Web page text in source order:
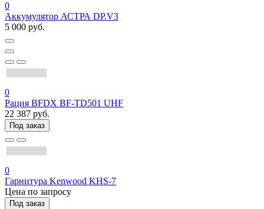
0
Аккумулятор АСТРА DP.V3
5 000 руб.
0
Рация BFDX BF-TD501 UHF
22 387 руб.
Под заказ
0
Гарнитура Kenwood KHS-7
Цена по запросу
Под заказ